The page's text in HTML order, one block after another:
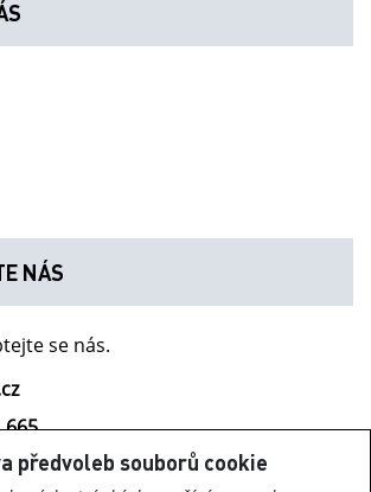
předvoleb souborů cookie
NÁS
se nás.
665